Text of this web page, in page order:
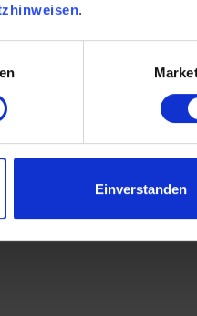
.
Einverstanden
für Technologie, Karlsruhe